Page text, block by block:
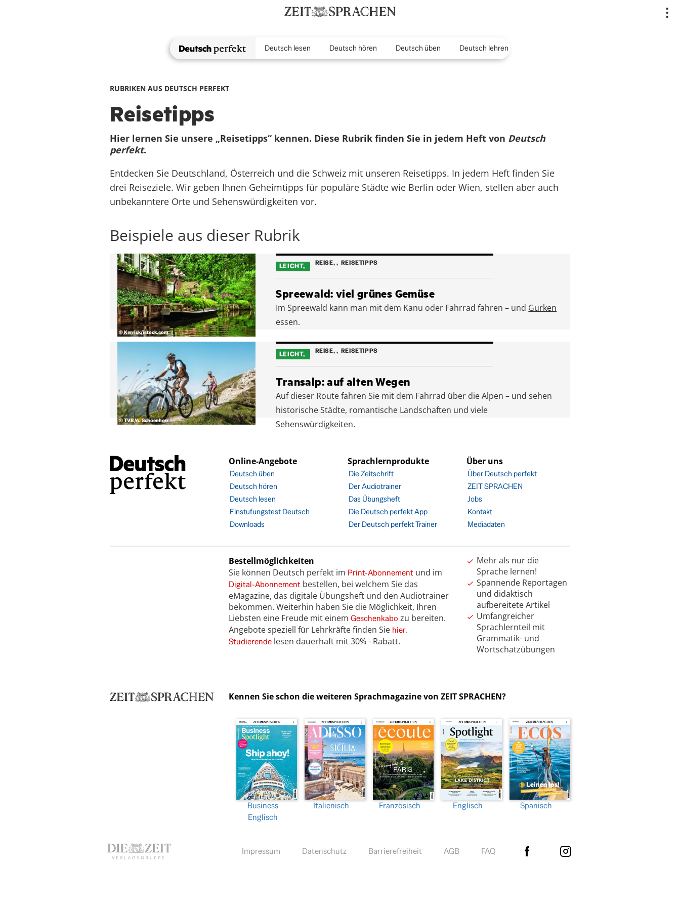
NewMainMenuDeutsch lesen Deutsch hören Deutsch üben Deutsch lehren
RUBRIKEN AUS DEUTSCH PERFEKT
Reisetipps
Hier lernen Sie unsere „Reisetipps“ kennen. Diese Rubrik finden Sie in jedem Heft von Deutsch
perfekt.
Entdecken Sie Deutschland, Österreich und die Schweiz mit unseren Reisetipps. In jedem Heft finden Sie
drei Reiseziele. Wir geben Ihnen Geheimtipps für populäre Städte wie Berlin oder Wien, stellen aber auch
unbekanntere Orte und Sehenswürdigkeiten vor.
Beispiele aus dieser Rubrik
© Kerrick/istock.com
LEICHT REISE , REISETIPPS
Spreewald: viel grünes Gemüse
Im Spreewald kann man mit dem Kanu oder Fahrrad fahren – und Gurken
essen.
© TVB/A. Schoenherr
LEICHT REISE , REISETIPPS
Transalp: auf alten Wegen
Auf dieser Route fahren Sie mit dem Fahrrad über die Alpen – und sehen
historische Städte, romantische Landschaften und viele
Sehenswürdigkeiten.
Online-Angebote
Deutsch üben
Deutsch hören
Deutsch lesen
Einstufungstest Deutsch
Downloads
Sprachlernprodukte
Die Zeitschrift
Der Audiotrainer
Das Übungsheft
Die Deutsch perfekt App
Der Deutsch perfekt Trainer
Über uns
Über Deutsch perfekt
ZEIT SPRACHEN
Jobs
Kontakt
Mediadaten
Bestellmöglichkeiten
Sie können Deutsch perfekt im Print-Abonnement und im
Digital-Abonnement bestellen, bei welchem Sie das
eMagazine, das digitale Übungsheft und den Audiotrainer
bekommen. Weiterhin haben Sie die Möglichkeit, Ihren
Liebsten eine Freude mit einem Geschenkabo zu bereiten.
Angebote speziell für Lehrkräfte finden Sie hier.
Studierende lesen dauerhaft mit 30% - Rabatt.
Mehr als nur die
Sprache lernen!
Spannende Reportagen
und didaktisch
aufbereitete Artikel
Umfangreicher
Sprachlernteil mit
Grammatik- und
Wortschatzübungen
Kennen Sie schon die weiteren Sprachmagazine von ZEIT SPRACHEN?
Business
Englisch
Italienisch Französisch Englisch Spanisch
Impressum Datenschutz Barrierefreiheit AGB FAQ